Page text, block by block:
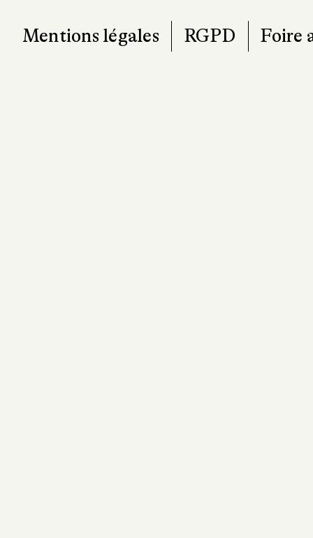
Mentions légales RGPD Foire